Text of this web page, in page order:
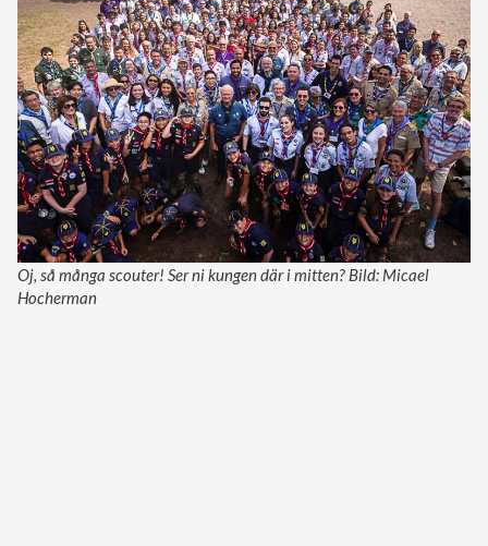
Oj, så många scouter! Ser ni kungen där i mitten? Bild: Micael
Hocherman